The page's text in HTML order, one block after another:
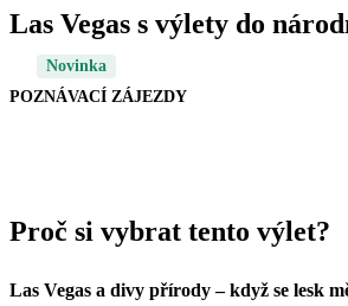
Las Vegas s výlety do
Novinka
POZNÁVACÍ ZÁJEZDY
Proč si vybrat tento výlet?
Las Vegas a divy přírody – když se lesk